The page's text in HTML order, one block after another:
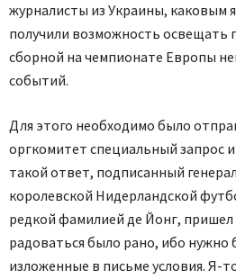
журналисты из Украины, каковым
получили возможность освещать
сборной на чемпионате Европы
событий.
Для этого необходимо было
оргкомитет специальный запрос
такой ответ, подписанный
королевской Нидерландской
редкой фамилией де Йонг, пришел
радоваться было рано, ибо
изложенные в письме условия. Я-